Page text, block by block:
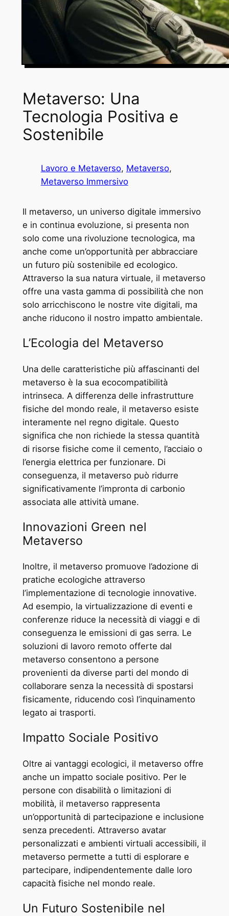
Metaverso: Una
Tecnologia Positiva e
Sostenibile
Lavoro e Metaverso, Metaverso
Metaverso Immersivo
Il metaverso, un universo digitale immersivo
e in continua evoluzione, si presenta non
solo come una rivoluzione tecnologica, ma
anche come un’opportunità per abbracciare
un futuro più sostenibile ed ecologico.
Attraverso la sua natura virtuale, il metaverso
offre una vasta gamma di possibilità che non
solo arricchiscono le nostre vite digitali, ma
anche riducono il nostro impatto ambientale.
L’Ecologia del Metaverso
Una delle caratteristiche più affascinanti del
metaverso è la sua ecocompatibilità
intrinseca. A differenza delle infrastrutture
fisiche del mondo reale, il metaverso esiste
interamente nel regno digitale. Questo
significa che non richiede la stessa quantità
di risorse fisiche come il cemento, l’acciaio o
l’energia elettrica per funzionare. Di
conseguenza, il metaverso può ridurre
significativamente l’impronta di carbonio
associata alle attività umane.
Innovazioni Green nel
Metaverso
Inoltre, il metaverso promuove l’adozione di
pratiche ecologiche attraverso
l’implementazione di tecnologie innovative.
Ad esempio, la virtualizzazione di eventi e
conferenze riduce la necessità di viaggi e di
conseguenza le emissioni di gas serra. Le
soluzioni di lavoro remoto offerte dal
metaverso consentono a persone
provenienti da diverse parti del mondo di
collaborare senza la necessità di spostarsi
fisicamente, riducendo così l’inquinamento
legato ai trasporti.
Impatto Sociale Positivo
Oltre ai vantaggi ecologici, il metaverso offre
anche un impatto sociale positivo. Per le
persone con disabilità o limitazioni di
mobilità, il metaverso rappresenta
un’opportunità di partecipazione e inclusione
senza precedenti. Attraverso avatar
personalizzati e ambienti virtuali accessibili, il
metaverso permette a tutti di esplorare e
partecipare, indipendentemente dalle loro
capacità fisiche nel mondo reale.
Un Futuro Sostenibile nel